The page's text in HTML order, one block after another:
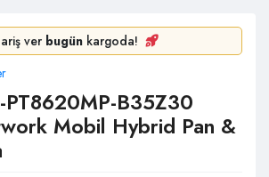
ver bugün kargoda!
PT8620MP-B35Z30
Mobil Hybrid Pan &